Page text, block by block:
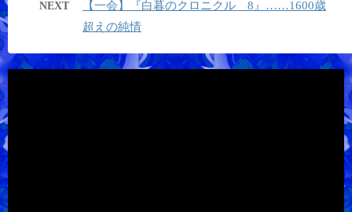
NEXT
【一会】『白暮のクロニクル 8』……1600歳
超えの純情